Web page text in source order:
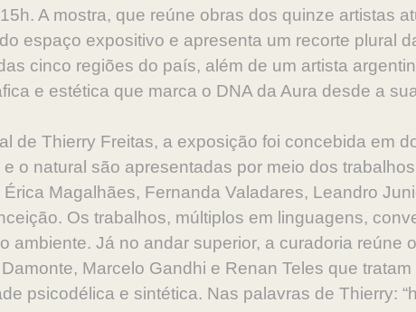
A mostra, que reúne obras dos quinze artistas
espaço expositivo e apresenta um recorte plural
cinco regiões do país, além de um artista
e estética que marca o DNA da Aura desde a
de Thierry Freitas, a exposição foi concebida em
o natural são apresentadas por meio dos
Magalhães, Fernanda Valadares, Leandro
Os trabalhos, múltiplos em linguagens,
ambiente. Já no andar superior, a curadoria reúne
Marcelo Gandhi e Renan Teles que
psicodélica e sintética. Nas palavras de Thierry: